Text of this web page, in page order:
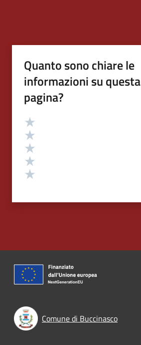
Quanto sono chiare le
informazioni su questa
pagina?
Valutazione
Comune di Buccinasco